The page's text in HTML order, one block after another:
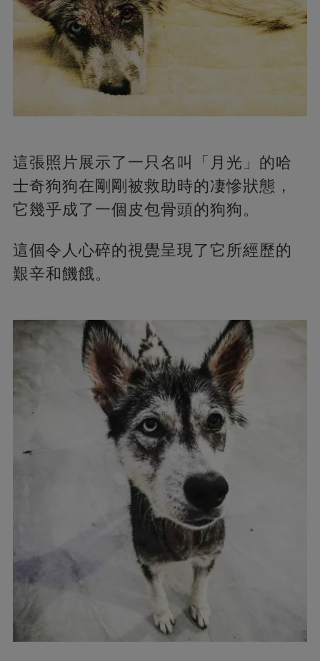
這張照片展示了一只名叫「月光」的哈
士奇狗狗在剛剛被救助時的凄慘狀態，
它幾乎成了一個皮包骨頭的狗狗。
這個令人心碎的視覺呈現了它所經歷的
艱辛和饑餓。